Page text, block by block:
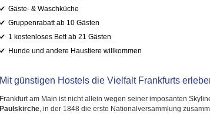
Gäste- & Waschküche
Gruppenrabatt ab 10 Gästen
1 kostenloses Bett ab 21 Gästen
Hunde und andere Haustiere willkommen
Mit günstigen Hostels die Vielfalt Frankfurts
Frankfurt am Main ist nicht allein wegen seiner imposanten
Paulskirche, in der 1848 die erste Nationalversammlung